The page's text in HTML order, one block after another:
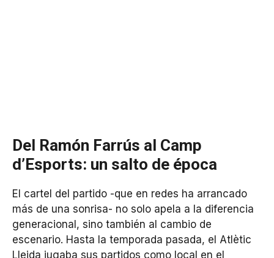
Del Ramón Farrús al Camp
d’Esports: un salto de época
El cartel del partido -que en redes ha arrancado
más de una sonrisa- no solo apela a la diferencia
generacional, sino también al cambio de
escenario. Hasta la temporada pasada, el Atlètic
Lleida jugaba sus partidos como local en el